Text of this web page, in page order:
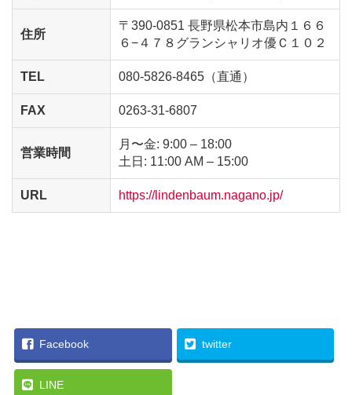
住所
〒390-0851 長野県松本市島内１６６
６−４７８グランシャリオ優Ｃ１０２
TEL 080-5826-8465（直通）
FAX 0263-31-6807
営業時間
月〜金: 9:00 – 18:00
土日: 11:00 AM – 15:00
URL https://lindenbaum.nagano.jp/
Facebook twitter
LINE